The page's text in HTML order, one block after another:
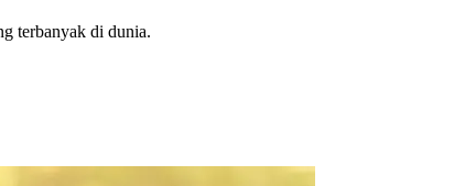
terbanyak di dunia.